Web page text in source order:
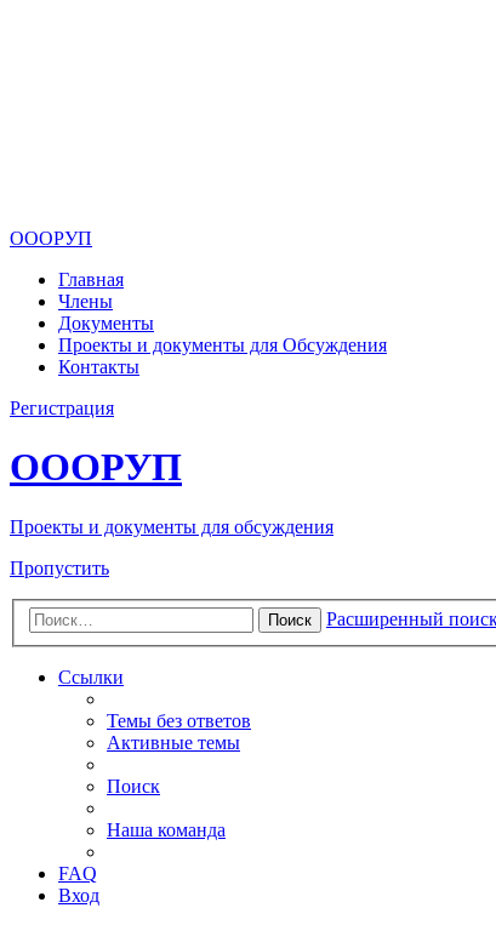
ОООРУП
Главная
Члены
Документы
Проекты и документы для Обсуждения
Контакты
Регистрация
ОООРУП
Проекты и документы для обсуждения
Пропустить
Поиск Расширенный
Ссылки
Темы без ответов
Активные темы
Поиск
Наша команда
FAQ
Вход